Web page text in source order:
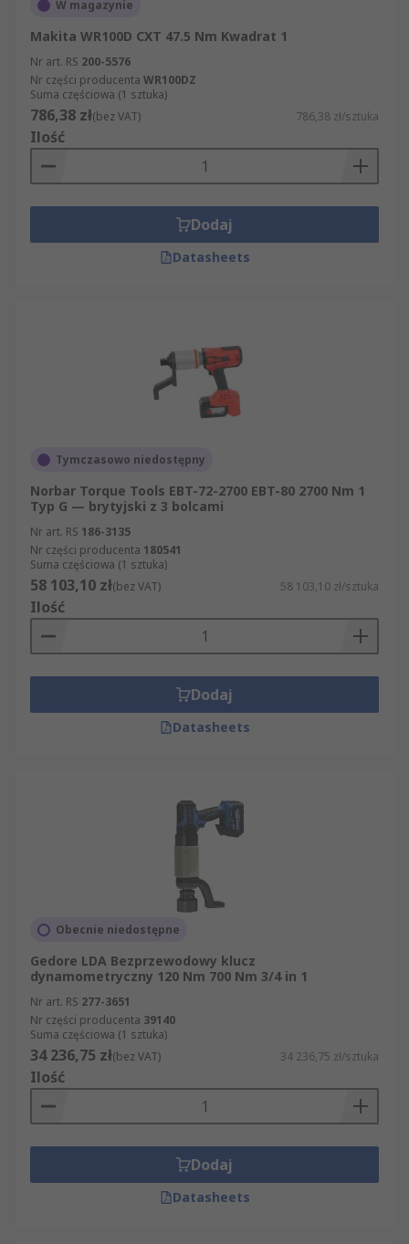
W magazynie
Makita WR100D CXT 47.5 Nm Kwadrat 1
Nr art. RS 200-5576
Nr części producenta WR100DZ
Suma częściowa (1 sztuka)
786,38 zł(bez VAT) 786,38 zł/sztuka
Ilość
Dodaj
Datasheets
Tymczasowo niedostępny
Norbar Torque Tools EBT-72-2700 EBT-80 2700 Nm 1
Typ G — brytyjski z 3 bolcami
Nr art. RS 186-3135
Nr części producenta 180541
Suma częściowa (1 sztuka)
58 103,10 zł(bez VAT) 58 103,10 zł/sztuka
Ilość
Dodaj
Datasheets
Obecnie niedostępne
Gedore LDA Bezprzewodowy klucz
dynamometryczny 120 Nm 700 Nm 3/4 in 1
Nr art. RS 277-3651
Nr części producenta 39140
Suma częściowa (1 sztuka)
34 236,75 zł(bez VAT) 34 236,75 zł/sztuka
Ilość
Dodaj
Datasheets